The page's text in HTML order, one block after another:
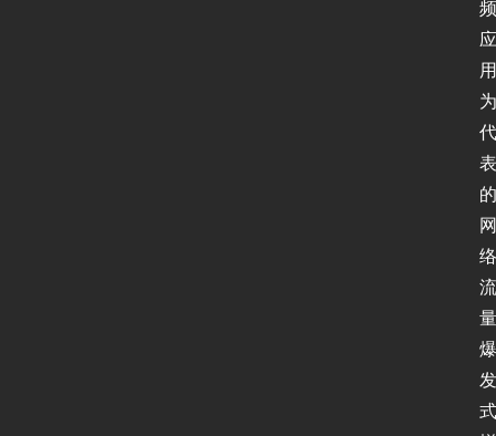
频
应
用
为
代
表
的
网
络
流
量
爆
发
式